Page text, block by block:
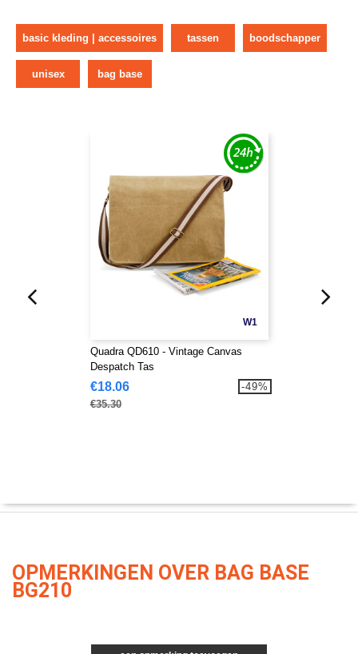
basic kleding | accessoires tassen boodschapper
unisex bag base
W1
Quadra QD610 - Vintage Canvas
Despatch Tas
€18.06
€35.30
-49%
OPMERKINGEN OVER BAG BASE
BG210